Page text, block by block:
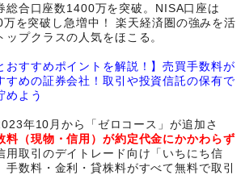
総合口座数1400万を突破。NISA口座は
を突破し急増中！ 楽天経済圏の強みを活
プクラスの人気をほこる。
すすめポイントを解説！】売買手数料が
すめの証券会社！取引や投資信託の保有で
めよう
年10月から「ゼロコース」が追加さ
料（現物・信用）が約定代金にかかわらず
用取引のデイトレード向け「いちにち信
手数料・金利・貸株料がすべて無料で取引